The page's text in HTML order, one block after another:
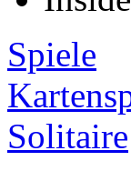
Spiele
Solitaire